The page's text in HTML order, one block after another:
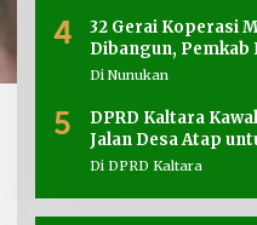
4
32 Gerai Koperasi
Dibangun, Pemkab
Penyediaan Lahan
Di Nunukan
5
DPRD Kaltara
Jalan Desa Atap
Wilayah Perbatasan
Di DPRD Kaltara